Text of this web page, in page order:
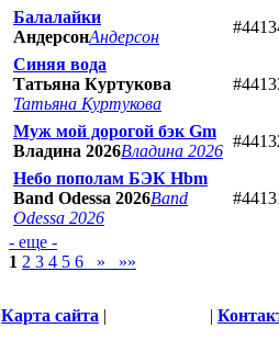
Балалайки
АндерсонАндерсон
Синяя вода
Татьяна Куртукова
Татьяна Куртукова
Муж мой дорогой бэк Gm
Владина 2026Владина 2026
Небо пополам БЭК Hbm
Band Odessa 2026Band
Odessa 2026
- еще -
1 2 3 4 5 6 » »»
Карта сайта | |